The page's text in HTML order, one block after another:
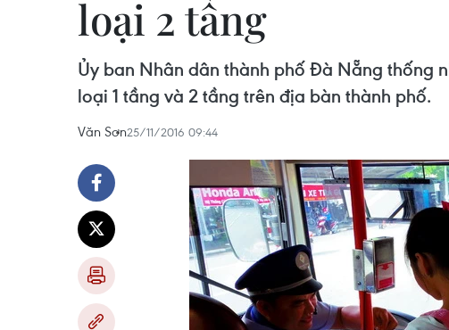
loại 2 tầng
Ủy ban Nhân dân thành phố Đà Nẵng thống
loại 1 tầng và 2 tầng trên địa bàn thành phố.
Văn Sơn25/11/2016 09:44